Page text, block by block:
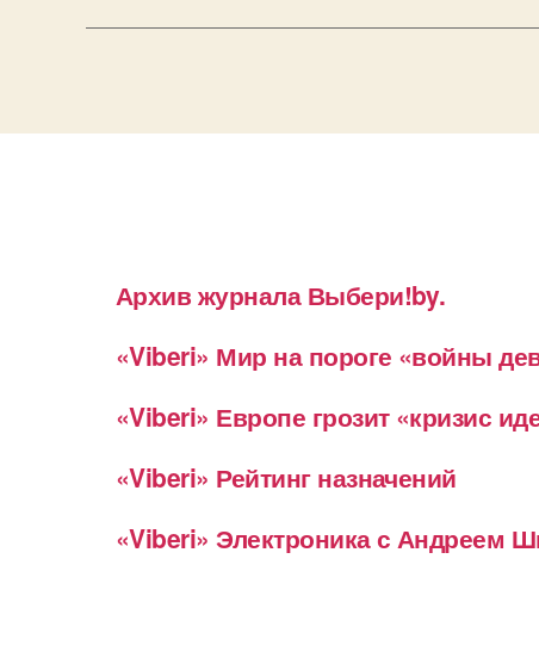
Архив журнала Выбери!by.
«Viberi» Мир на пороге «войны
«Viberi» Европе грозит «кризис
«Viberi» Рейтинг назначений
«Viberi» Электроника с Андреем